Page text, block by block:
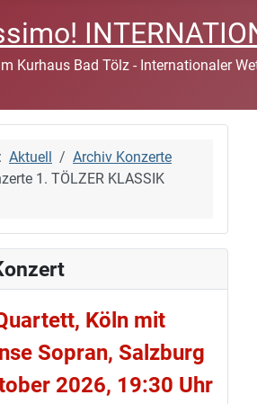
Kurhaus Bad Tölz - Internationaler
Aktuell
Archiv Konzerte
1. TÖLZER KLASSIK
Köln mit
Sopran, Salzburg
2026, 19:30 Uhr